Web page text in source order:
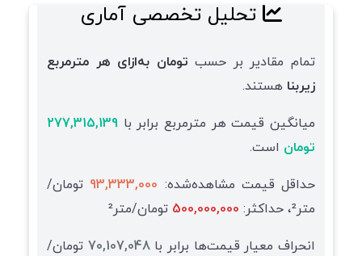
تحلیل تخصصی آماری
تمام مقادیر بر حسب تومان به‌ازای هر مترمربع
زیربنا هستند.
میانگین قیمت هر مترمربع برابر با 277,315,139
تومان است.
حداقل قیمت مشاهده‌شده: 93,333,000 تومان/
متر²، حداکثر:
500,000,000 تومان/متر²
انحراف معیار قیمت‌ها برابر با70,107,048 تومان/